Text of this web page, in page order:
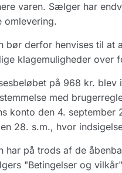
varen. Sælger har
omlevering.
bør derfor henvises til at
klagemuligheder over
på 968 kr. blev i
med
konto den 4. september
28. s.m., hvor
har på trods af de
"Betingelser og